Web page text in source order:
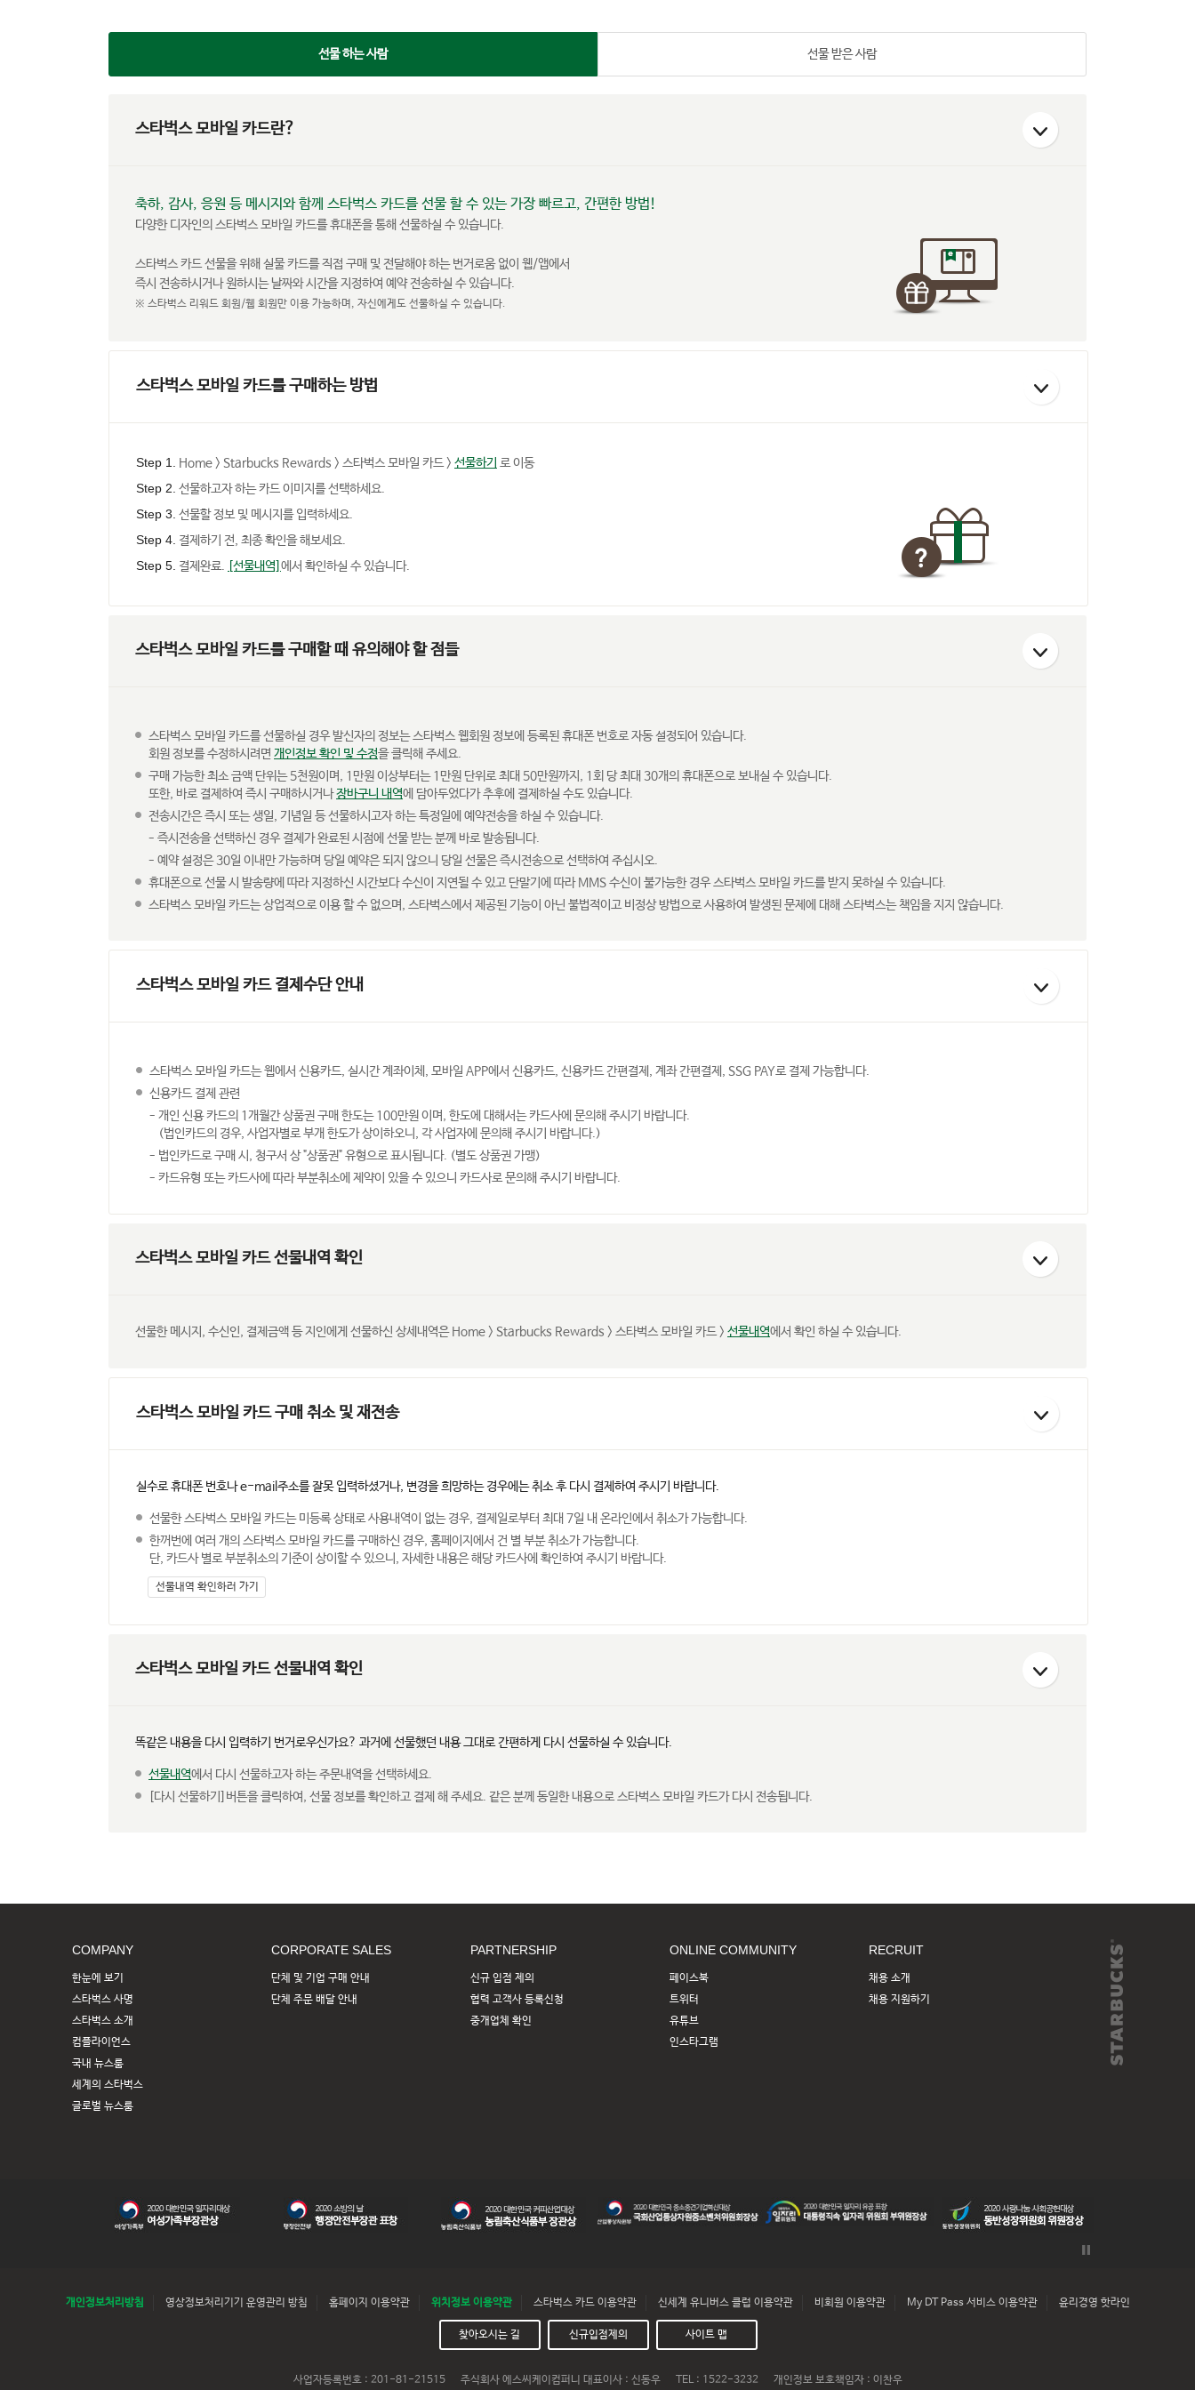
선물 하는 사람
스타벅스 모바일 카드란?
축하, 감사, 응원 등 메시지와 함께 스타벅스 카드를 선물 할 수 있는 가장 빠르고, 간편한 방법!
다양한 디자인의 스타벅스 모바일 카드를 휴대폰을 통해 선물하실 수 있습니다.
스타벅스 카드 선물을 위해 실물 카드를 직접 구매 및 전달해야 하는 번거로움 없이 웹/앱에서
즉시 전송하시거나 원하시는 날짜와 시간을 지정하여 예약 전송하실 수 있습니다.
※ 스타벅스 리워드 회원/웹 회원만 이용 가능하며, 자신에게도 선물하실 수 있습니다.
스타벅스 모바일 카드를 구매하는 방법
Step 1. Home > Starbucks Rewards > 스타벅스 모바일 카드 > 선물하기 로 이동
Step 2. 선물하고자 하는 카드 이미지를 선택하세요.
Step 3. 선물할 정보 및 메시지를 입력하세요.
Step 4. 결제하기 전, 최종 확인을 해보세요.
Step 5. 결제완료. [선물내역] 에서 확인하실 수 있습니다.
스타벅스 모바일 카드를 구매할 때 유의해야 할 점들
스타벅스 모바일 카드를 선물하실 경우 발신자의 정보는 스타벅스 웹회원 정보에 등록된 휴대폰 번호로 자동 설정되어 있습니다.
회원 정보를 수정하시려면 개인정보 확인 및 수정을 클릭해 주세요.
구매 가능한 최소 금액 단위는 5천원이며, 1만원 이상부터는 1만원 단위로 최대 50만원까지, 1회 당 최대 30개의 휴대폰으로 보내실 수 있습니다.
또한, 바로 결제하여 즉시 구매하시거나장바구니 내역에 담아두었다가 추후에 결제하실 수도 있습니다.
전송시간은 즉시 또는 생일, 기념일 등 선물하시고자 하는 특정일에 예약전송을 하실 수 있습니다.
즉시전송을 선택하신 경우 결제가 완료된 시점에 선물 받는 분께 바로 발송됩니다.
예약 설정은 30일 이내만 가능하며 당일 예약은 되지 않으니 당일 선물은 즉시전송으로 선택하여 주십시오.
휴대폰으로 선물 시 발송량에 따라 지정하신 시간보다 수신이 지연될 수 있고 단말기에 따라 MMS 수신이 불가능한 경우 스타벅스 모바일 카드를 받지 못하실 수 있습니다.
스타벅스 모바일 카드는 상업적으로 이용 할 수 없으며, 스타벅스에서 제공된 기능이 아닌 불법적이고 비정상 방법으로 사용하여 발생된 문제에 대해 스타벅스는 책임을 지지 않습니다.
스타벅스 모바일 카드 결제수단 안내
스타벅스 모바일 카드는 웹에서 신용카드, 실시간 계좌이체, 모바일 APP에서 신용카드, 신용카드 간편결제, 계좌 간편결제, SSG PAY로 결제 가능합니다.
신용카드 결제 관련
개인 신용 카드의 1개월간 상품권 구매 한도는 100만원 이며, 한도에 대해서는 카드사에 문의해 주시기 바랍니다.
(법인카드의 경우, 사업자별로 부개 한도가 상이하오니, 각 사업자에 문의해 주시기 바랍니다.)
법인카드로 구매 시, 청구서 상 "상품권" 유형으로 표시됩니다. (별도 상품권 가맹)
카드유형 또는 카드사에 따라 부분취소에 제약이 있을 수 있으니 카드사로 문의해 주시기 바랍니다.
스타벅스 모바일 카드 선물내역 확인
선물한 메시지, 수신인, 결제금액 등 지인에게 선물하신 상세내역은 Home > Starbucks Rewards > 스타벅스 모바일 카드 > 선물내역에서 확인 하실 수 있습니다.
스타벅스 모바일 카드 구매 취소 및 재전송
실수로 휴대폰 번호나 e-mail주소를 잘못 입력하셨거나, 변경을 희망하는 경우에는 취소 후 다시 결제하여 주시기 바랍니다.
선물한 스타벅스 모바일 카드는 미등록 상태로 사용내역이 없는 경우, 결제일로부터 최대 7일 내 온라인에서 취소가 가능합니다.
한꺼번에 여러 개의 스타벅스 모바일 카드를 구매하신 경우, 홈페이지에서 건 별 부분 취소가 가능합니다.
단, 카드사 별로 부분취소의 기준이 상이할 수 있으니, 자세한 내용은 해당 카드사에 확인하여 주시기 바랍니다.
선물내역 확인하러 가기
스타벅스 모바일 카드 선물내역 확인
똑같은 내용을 다시 입력하기 번거로우신가요? 과거에 선물했던 내용 그대로 간편하게 다시 선물하실 수 있습니다.
선물내역에서 다시 선물하고자 하는 주문내역을 선택하세요.
[다시 선물하기]버튼을 클릭하여, 선물 정보를 확인하고 결제 해 주세요. 같은 분께 동일한 내용으로 스타벅스 모바일 카드가 다시 전송됩니다.
선물 받은 사람
COMPANY
한눈에 보기
스타벅스 사명
스타벅스 소개
컴플라이언스
국내 뉴스룸
세계의 스타벅스
글로벌 뉴스룸
CORPORATE SALES
단체 및 기업 구매 안내
단체 주문 배달 안내
PARTNERSHIP
신규 입점 제의
협력 고객사 등록신청
중개업체 확인
ONLINE COMMUNITY
페이스북
트위터
유튜브
인스타그램
RECRUIT
채용 소개
채용 지원하기
개인정보처리방침 영상정보처리기기 운영관리 방침 홈페이지 이용약관 위치정보 이용약관 스타벅스 카드 이용약관 신세계 유니버스 클럽 이용약관 비회원 이용약관 My DT Pass 서비스 이용약관 윤리경영 핫라인
찾아오시는 길 신규입점제의 사이트 맵
사업자등록번호 : 201-81-21515 주식회사 에스씨케이컴퍼니 대표이사 : 신동우 TEL : 1522-3232 개인정보 보호책임자 : 이찬우